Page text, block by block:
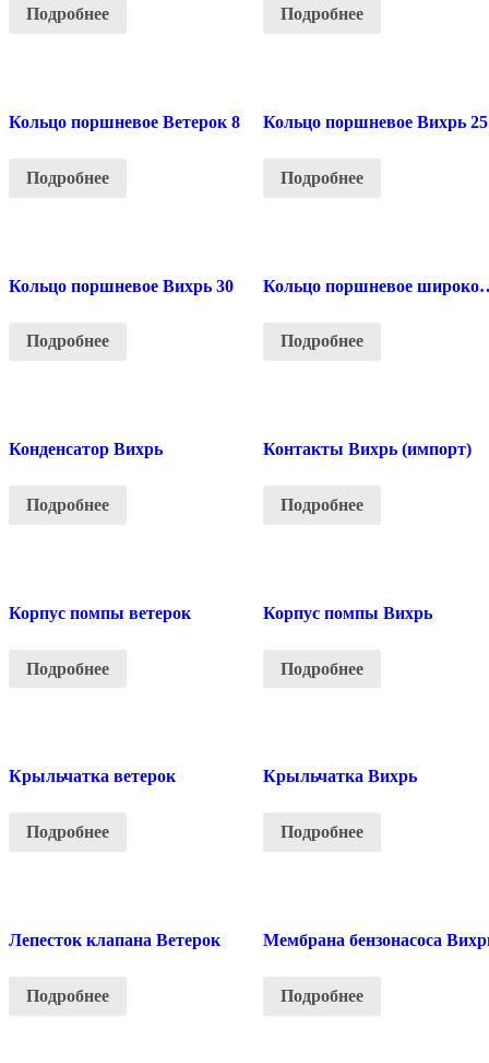
Подробнее Подробнее
Кольцо поршневое Ветерок 8
Подробнее
Кольцо поршневое Вихрь 25
Подробнее
Кольцо поршневое Вихрь 30
Подробнее
Кольцо
Подробнее
Конденсатор Вихрь
Подробнее
Контакты Вихрь (импорт)
Подробнее
Корпус помпы ветерок
Подробнее
Корпус помпы Вихрь
Подробнее
Крыльчатка ветерок
Подробнее
Крыльчатка Вихрь
Подробнее
Лепесток клапана Ветерок
Подробнее
Мембрана бензонасоса
Подробнее